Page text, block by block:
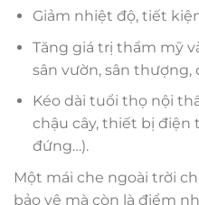
Giảm nhiệt độ, tiết
Tăng giá trị thẩm mỹ
sân vườn, sân thượng,
Kéo dài tuổi thọ nội
chậu cây, thiết bị điện
đứng…).
Một mái che ngoài trời
bảo vệ mà còn là điểm